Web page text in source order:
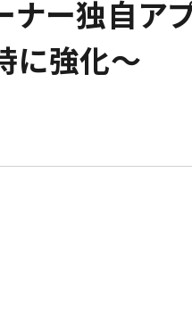
ナー独自ア
に強化〜